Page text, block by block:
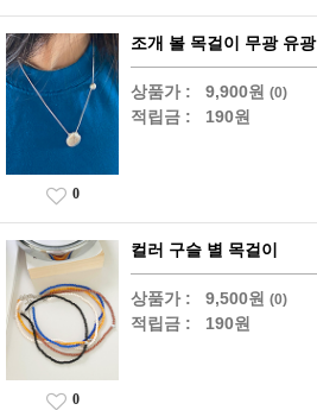
조개 볼 목걸이 무광 유광
상품가 : 9,900원 (0)
적립금 : 190원
0
컬러 구슬 별 목걸이
상품가 : 9,500원 (0)
적립금 : 190원
0